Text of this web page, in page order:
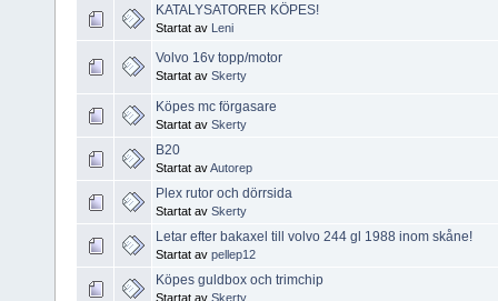
KATALYSATORER KÖPES!
Startat av Leni
Volvo 16v topp/motor
Startat av Skerty
Köpes mc förgasare
Startat av Skerty
B20
Startat avAutorep
Plex rutor och dörrsida
Startat av Skerty
Letar efter bakaxel till volvo 244 gl 1988 inom skåne!
Startat av pellep12
Köpes guldbox och trimchip
Startat av Skerty